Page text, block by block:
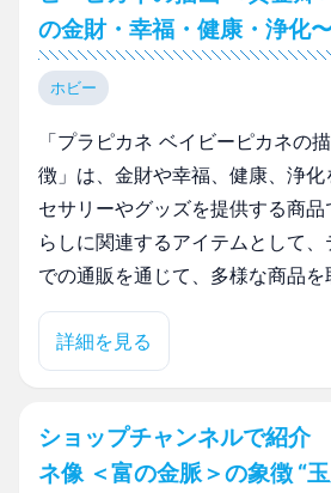
の金財・幸福・健康・浄化
ホビー
「プラピカネ ベイビーピカネの
徴」は、金財や幸福、健康、浄
セサリーやグッズを提供する商
らしに関連するアイテムとして
での通販を通じて、多様な商品を
詳細を見る
ショップチャンネルで紹介
ネ像 ＜富の金脈＞の象徴 “